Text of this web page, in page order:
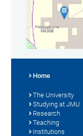
Home
The University
Studying at JMU
Research
Teaching
Institutions